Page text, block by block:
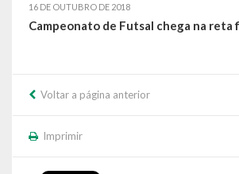
Portal da Transparência
Contratos
Concurso Público
Processo Seletivo
16 DE OUTUBRO DE 2018
Campeonato de Futsal chega na reta
Voltar a página anterior
Imprimir